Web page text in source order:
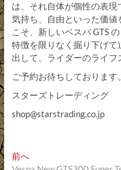
は、それ自体が個性の表
気持ち、自由といった価
こそ、新しいベスパ GTS
特徴を限りなく掘り下げ
出して、ライダーのライフ
ご予約お待ちしております。
スターズトレーディング
shop@starstrading.co.jp
投
前へ過